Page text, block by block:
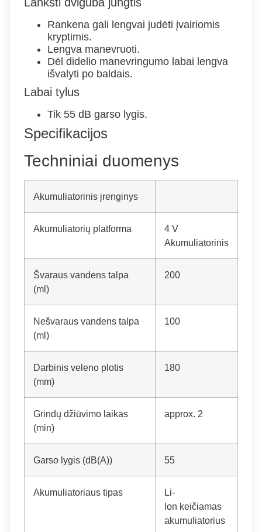
Rankena gali lengvai judėti įvairiomis
kryptimis.
Lengva manevruoti.
Dėl didelio manevringumo labai lengva
išvalyti po baldais.
Labai tylus
Tik 55 dB garso lygis.
Specifikacijos
Techniniai duomenys
Akumuliatorinis įrenginys
Akumuliatorių platforma
4 V
Akumuliatorinis
Švaraus vandens talpa
(ml)
200
Nešvaraus vandens talpa
(ml)
100
Darbinis veleno plotis
(mm)
180
Grindų džiūvimo laikas
(min)
approx. 2
Garso lygis (dB(A)) 55
Akumuliatoriaus tipas
Li-
Ion keičiamas
akumuliatorius